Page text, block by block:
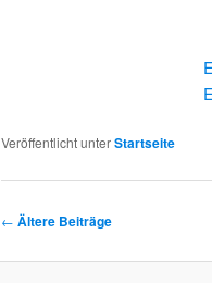
Veröffentlicht unterStartseite
Beitragsnavigation
← Ältere Beiträge